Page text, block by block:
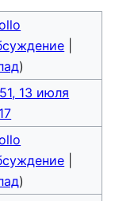
)
13 июля
)